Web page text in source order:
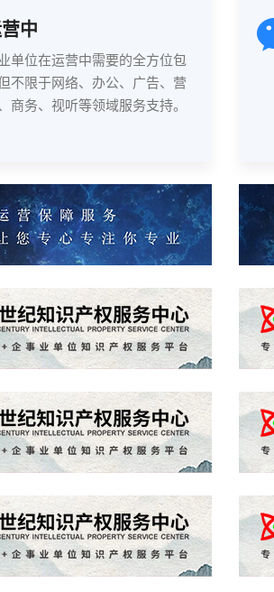
中
单位在运营中需要的全方位包
不限于网络、办公、广告、营
商务、视听等领域服务支持。